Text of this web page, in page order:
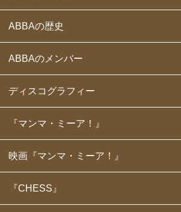
ABBAの歴史
ABBAのメンバー
ディスコグラフィー
『マンマ・ミーア！』
映画『マンマ・ミーア！』
『CHESS』